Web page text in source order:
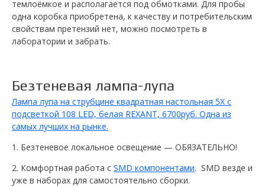
темлоёмкое и располагается под обмотками. Для пробы
одна коробка приобретена, к качеству и потребительским
свойствам претензий нет, можно посмотреть в
лаборатории и забрать.
Безтеневая лампа-лупа
Лампа лупа на струбцине квадратная настольная 5Х с
подсветкой 108 LED, белая REXANT, 6700руб. Одна из
самых лучших на рынке.
1. Безтеневое локальное освещение — ОБЯЗАТЕЛЬНО!
2. Комфортная работа с SMD компонентами. SMD везде и
уже в наборах для самостоятельно сборки.